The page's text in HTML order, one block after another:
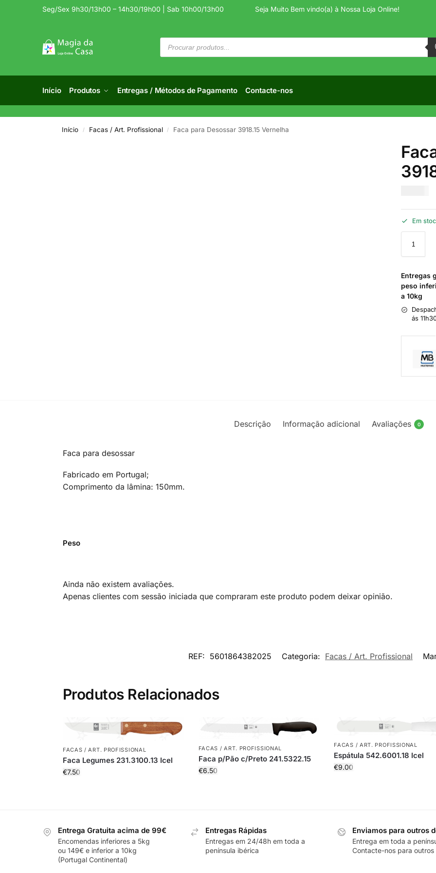
Seg/Sex 9h30/13h00 – 14h30/19h00 | Sab 10h00/13h00 Seja Muito Bem vindo(a) à Nossa Loja Online!
Início Produtos Entregas / Métodos de Pagamento Contacte-nos
Início / Facas / Art. Profissional / Faca para Desossar 3918.15 Vernelha
Em
Entregas
peso
a 10kg
ás
Descrição Informação adicional Avaliações 0
Faca para desossar
Fabricado em Portugal;
Comprimento da lâmina: 150mm.
Peso
Ainda não existem avaliações.
Apenas clientes com sessão iniciada que compraram este produto podem deixar opinião.
REF: 5601864382025 Categoria: Facas / Art. Profissional
Produtos Relacionados
FACAS / ART. PROFISSIONAL
Faca Legumes 231.3100.13 Icel
€7.50
FACAS / ART. PROFISSIONAL
Faca p/Pão c/Preto 241.5322.15
€6.50
FACAS / ART. PROFISSIONAL
Espátula 542.6001.18 Icel
€9.00
Entrega Gratuita acima de 99€
Encomendas inferiores a 5kg
ou 149€ e inferior a 10kg
(Portugal Continental)
Entregas Rápidas
Entregas em 24/48h em toda a
península ibérica
Enviamos para outros
Entrega em toda a
Contacte-nos para outros